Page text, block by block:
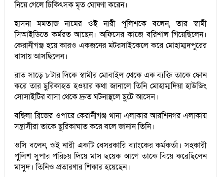
নিয়ে গেলে চিকিৎসক মৃত ঘোষণা করেন।
হাসনা মমতাজ নামের ওই নারী পুলিশকে বলেন, তার স্বামী
সিআইডিতে কর্মরত আছেন। অফিসের কাজে বরিশাল গিয়েছিলেন।
কেরানীগঞ্জ হয়ে কারও একজনের মটরসাইকেলে করে মোহাম্মদপুরের
বাসায় আসছিলেন।
রাত সাড়ে ৮টার দিকে স্বামীর মোবাইল থেকে এক ব্যক্তি তাকে ফোন
করে তার ছুরিকাহত হওয়ার কথা জানালে তিনি মোহাম্মদিয়া হাউজিং
সোসাইটির বাসা থেকে দ্রুত ঘটনাস্থলে ছুটে আসেন।
বছিলা ব্রিজের ওপারে কেরানীগঞ্জ থানা এলাকার আরশিনগর এলাকায়
সন্ত্রাসীরা তাকে ছুরিকাঘাত করে বলে জানান তিনি।
ওসি বলেন, ওই নারী একটি বেসরকারি ব্যাংকের কর্মকর্তা। সহকারী
পুলিশ সুপার পরিচয় দিয়ে মাস ছয়েক আগে তাকে বিয়ে করেছিলেন
মাসুদ। তিনিও প্রতারণার শিকার হয়েছেন।